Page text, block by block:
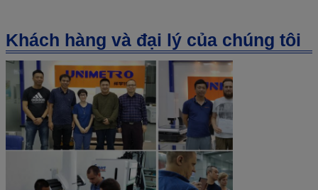
Khách hàng và đại lý của chúng tôi